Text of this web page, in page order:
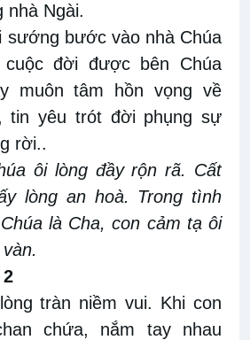
nhà Ngài.
sướng bước vào nhà Chúa
đời được bên Chúa
muôn tâm hồn vọng về
tin yêu trót đời phụng sự
rời..
ôi lòng đầy rộn rã. Cất
lòng an hoà. Trong tình
là Cha, con cảm tạ ôi
tràn niềm vui. Khi con
chứa, nắm tay nhau